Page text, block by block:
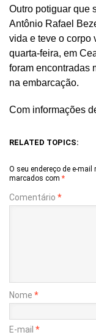
Outro potiguar que
Antônio Rafael
vida e teve o corpo
quarta-feira, em
foram encontradas
na embarcação.
Com informações
RELATED TOPICS:
O seu endereço de e-mail
marcados com *
Comentário *
Nome *
E-mail *